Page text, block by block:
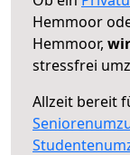
Hemmoor
Hemmoor,
stressfrei
Allzeit bereit